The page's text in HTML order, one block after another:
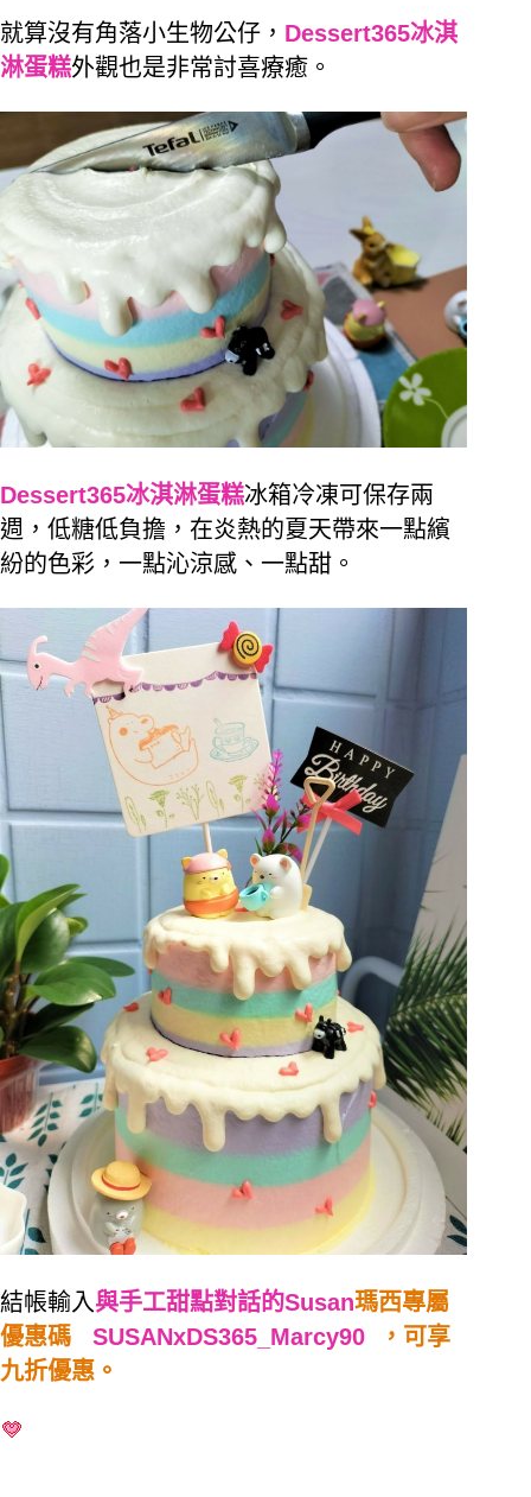
就算沒有角落小生物公仔， Dessert365冰淇
淋蛋糕外觀也是非常討喜療癒。
Dessert365冰淇淋蛋糕冰箱冷凍可保存兩
週，低糖低負擔，在炎熱的夏天帶來一點繽
紛的色彩，一點沁涼感、一點甜。
結帳輸入與手工甜點對話的Susan瑪西專屬
優惠碼 SUSANxDS365_Marcy90 ，可享
九折優惠。